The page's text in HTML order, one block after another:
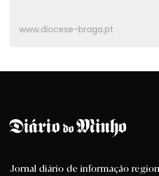
www.diocese-braga.pt
Jornal diário de informação